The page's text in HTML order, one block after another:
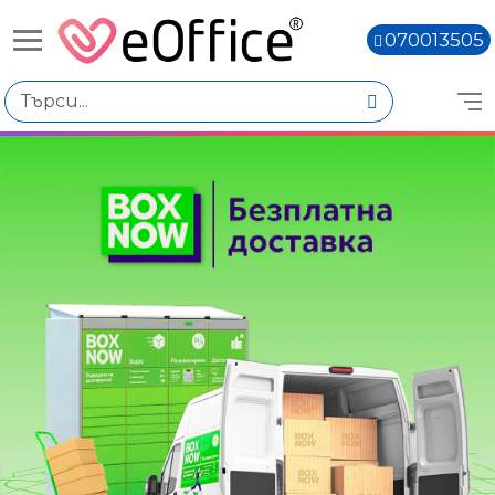
070013505
Избери по
Подкатегории
Пишещи средства
Чертожни пособия
€4.01 - €8.00
€8.02 - €12.01
€12.03 - €16.02
€16.04 - €20.03
Марка